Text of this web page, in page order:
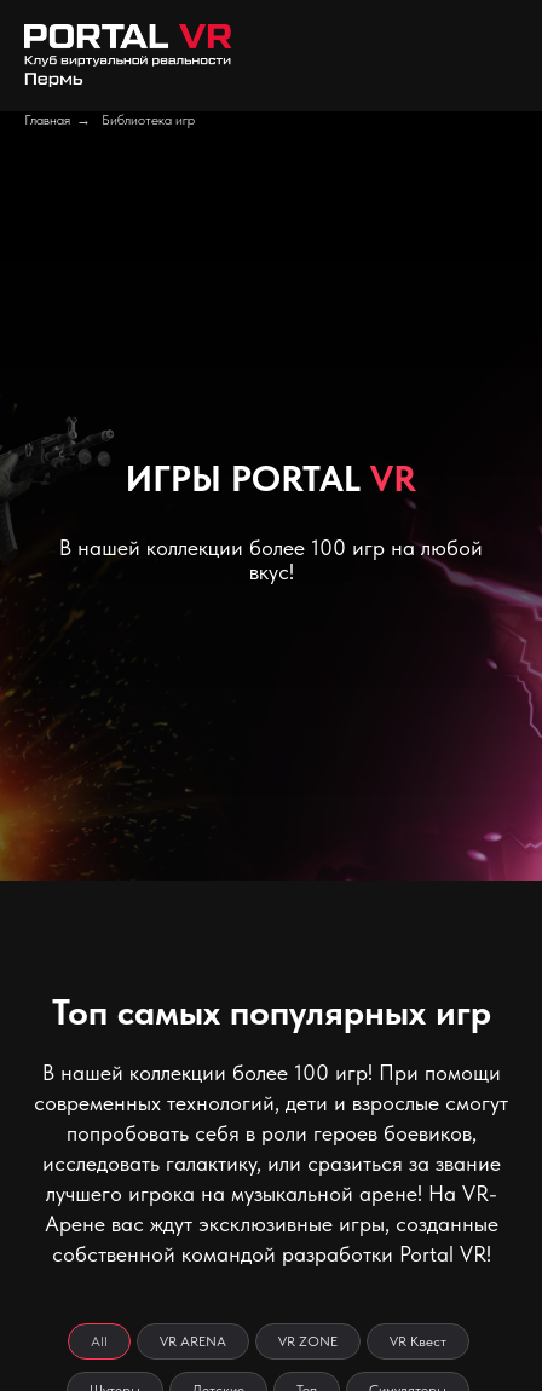
Главная → Библиотека игр
ИГРЫ PORTAL VR
В нашей коллекции более 100 игр на любой
вкус!
Топ самых популярных игр
В нашей коллекции более 100 игр! При помощи
современных технологий, дети и взрослые смогут
попробовать себя в роли героев боевиков,
исследовать галактику, или сразиться за звание
лучшего игрока на музыкальной арене! На VR-
Арене вас ждут эксклюзивные игры, созданные
собственной командой разработки Portal VR!
All VR ARENA VR ZONE VR Квест